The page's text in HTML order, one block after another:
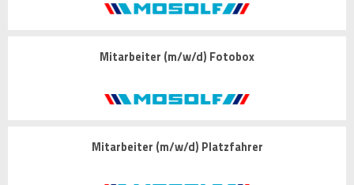
Mitarbeiter (m/w/d) Fotobox
Mitarbeiter (m/w/d) Platzfahrer